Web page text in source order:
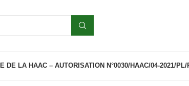
DE LA HAAC – AUTORISATION N°0030/HAAC/04-2021/PL/